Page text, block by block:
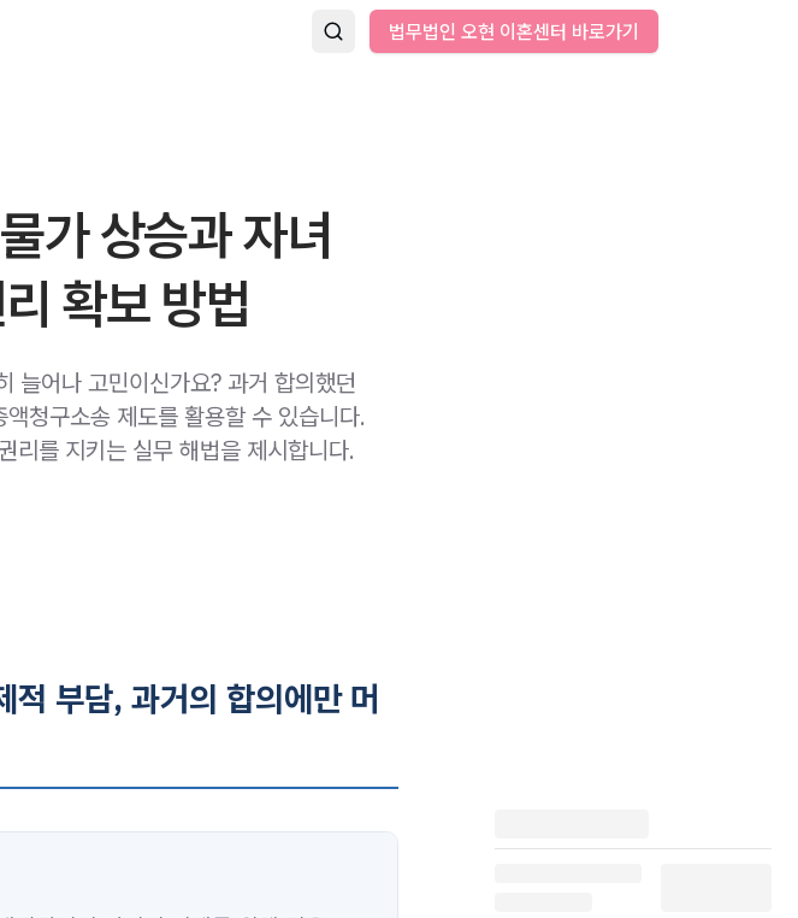
법무법인 오현 이혼센터 바로가기
가 상승과 자녀
확보 방법
늘어나 고민이신가요? 과거 합의했던
청구소송 제도를 활용할 수 있습니다.
리를 지키는 실무 해법을 제시합니다.
적 부담, 과거의 합의에만 머